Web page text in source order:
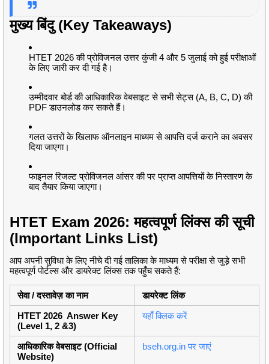
मुख्य बिंदु (Key Takeaways)
HTET 2026 की प्रोविजनल उत्तर कुंजी 4 और 5 जुलाई को हुई परीक्षाओं
के लिए जारी कर दी गई है।
उम्मीदवार बोर्ड की आधिकारिक वेबसाइट से सभी सेट्स (A, B, C, D) की
PDF डाउनलोड कर सकते हैं।
गलत उत्तरों के खिलाफ ऑनलाइन माध्यम से आपत्ति दर्ज कराने का अवसर
दिया जाएगा।
फाइनल रिजल्ट प्रोविजनल आंसर की पर प्राप्त आपत्तियों के निस्तारण के
बाद तैयार किया जाएगा।
HTET Exam 2026: महत्वपूर्ण लिंक्स की सूची
(Important Links List)
आप अपनी सुविधा के लिए नीचे दी गई तालिका के माध्यम से परीक्षा से जुड़े सभी
महत्वपूर्ण पोर्टल्स और डायरेक्ट लिंक्स तक पहुँच सकते हैं:
सेवा / दस्तावेज़ का नाम
डायरेक्ट लिंक
HTET 2026 Answer Key
(Level 1, 2 &3)
यहाँ क्लिक करें
आधिकारिक वेबसाइट (Official
Website)
bseh.org.in पर जाएं